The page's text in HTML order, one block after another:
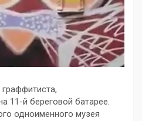
11-й береговой батарее.
одноименного музея